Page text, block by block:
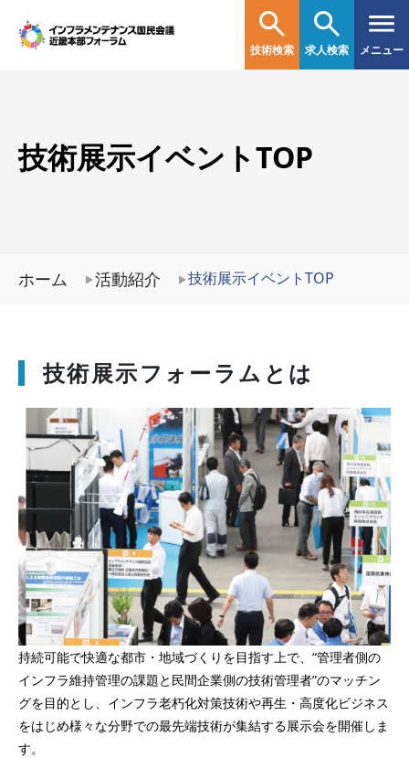
技術検索 求人検索 メニュー
技術展示イベントTOP
ホーム 活動紹介 技術展示イベントTOP
技術展示フォーラムとは
持続可能で快適な都市・地域づくりを目指す上で、“管理者側の
インフラ維持管理の課題と民間企業側の技術管理者”のマッチン
グを目的とし、インフラ老朽化対策技術や再生・高度化ビジネス
をはじめ様々な分野での最先端技術が集結する展示会を開催しま
す。